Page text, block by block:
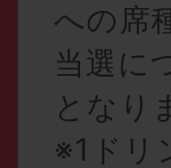
への席
当選に
となり
※1ドリ